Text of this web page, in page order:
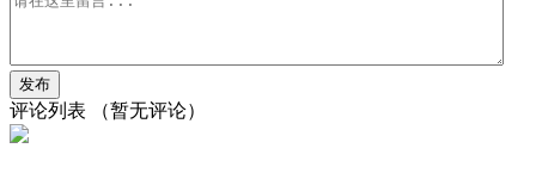
评论列表 （暂无评论）